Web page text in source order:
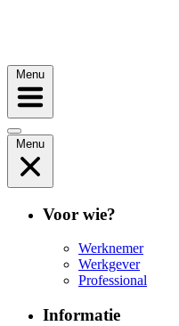
Menu
Menu
Voor wie?
Werknemer
Werkgever
Professional
Informatie